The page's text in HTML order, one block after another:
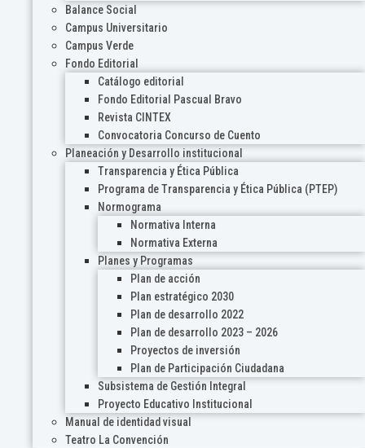
Balance Social
Campus Universitario
Campus Verde
Fondo Editorial
Catálogo editorial
Fondo Editorial Pascual Bravo
Revista CINTEX
Convocatoria Concurso de Cuento
Planeación y Desarrollo institucional
Transparencia y Ética Pública
Programa de Transparencia y Ética Pública (PTEP)
Normograma
Normativa Interna
Normativa Externa
Planes y Programas
Plan de acción
Plan estratégico 2030
Plan de desarrollo 2022
Plan de desarrollo 2023 – 2026
Proyectos de inversión
Plan de Participación Ciudadana
Subsistema de Gestión Integral
Proyecto Educativo Institucional
Manual de identidad visual
Teatro La Convención